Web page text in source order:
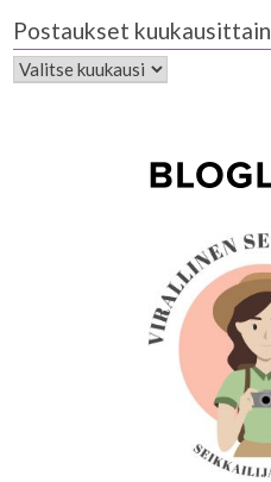
Postaukset kuukausittain